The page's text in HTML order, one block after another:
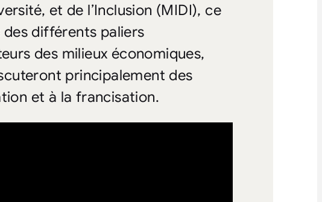
et de l’Inclusion (MIDI), ce
différents paliers
des milieux économiques,
principalement des
et à la francisation.